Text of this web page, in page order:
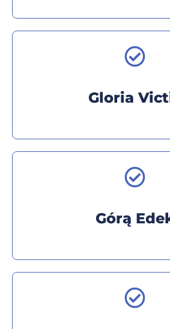
Gloria
Górą